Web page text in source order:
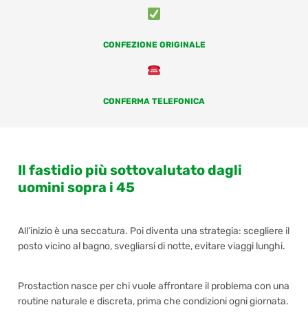
CONFEZIONE ORIGINALE
CONFERMA TELEFONICA
Il fastidio più sottovalutato dagli
uomini sopra i 45
All’inizio è una seccatura. Poi diventa una strategia: scegliere il
posto vicino al bagno, svegliarsi di notte, evitare viaggi lunghi.
Prostaction nasce per chi vuole affrontare il problema con una
routine naturale e discreta, prima che condizioni ogni giornata.